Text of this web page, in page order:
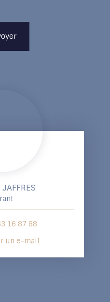
16 87 88
un e-mail